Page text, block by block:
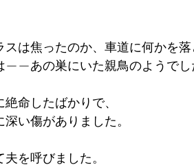
は焦ったのか、車道に何かを落
あの巣にいた親鳥のようでし
命したばかりで、
い傷がありました。
を呼びました。